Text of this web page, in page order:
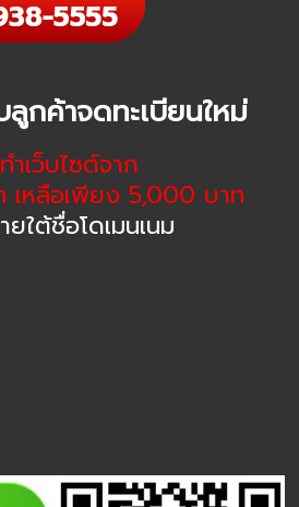
กค้าจดทะเบียนใหม่
เว็บไซต์จาก
หลือเพียง 5,000 บาท
ใต้ชื่อโดเมนเนม